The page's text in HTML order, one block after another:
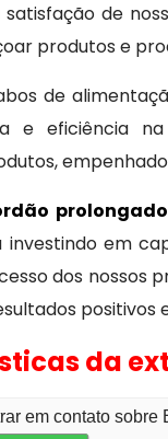
de
produtos e
de
e eficiência
em
dos nossos
da
em contato